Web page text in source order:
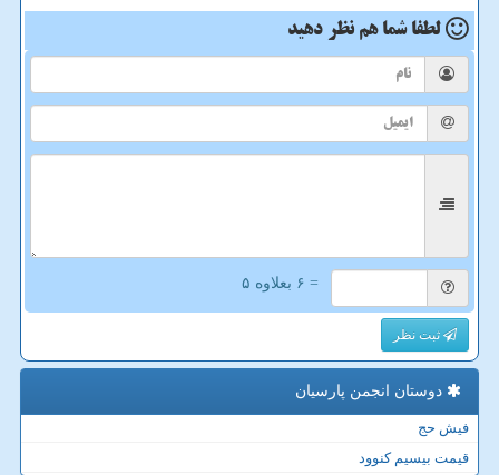
لطفا شما هم نظر دهید
= ۶ بعلاوه ۵
ثبت نظر
دوستان انجمن پارسیان
فیش حج
قیمت بیسیم کنوود